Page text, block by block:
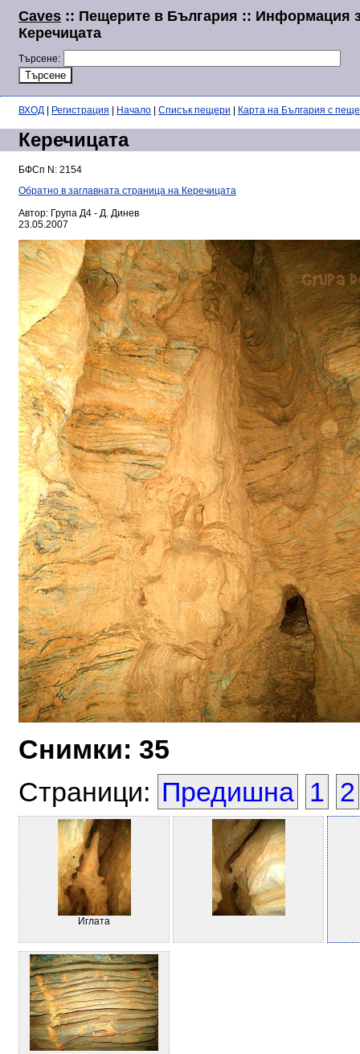
Caves :: Пещерите в България :: Информация
Керечицата
Търсене:
ВХОД Регистрация Начало Списък пещери Карта на България с
Керечицата
БФСп N: 2154
Обратно в заглавната страница на Керечицата
Автор: Група Д4 - Д. Динев
23.05.2007
Снимки: 35
Страници: Предишна 1 2
Иглата